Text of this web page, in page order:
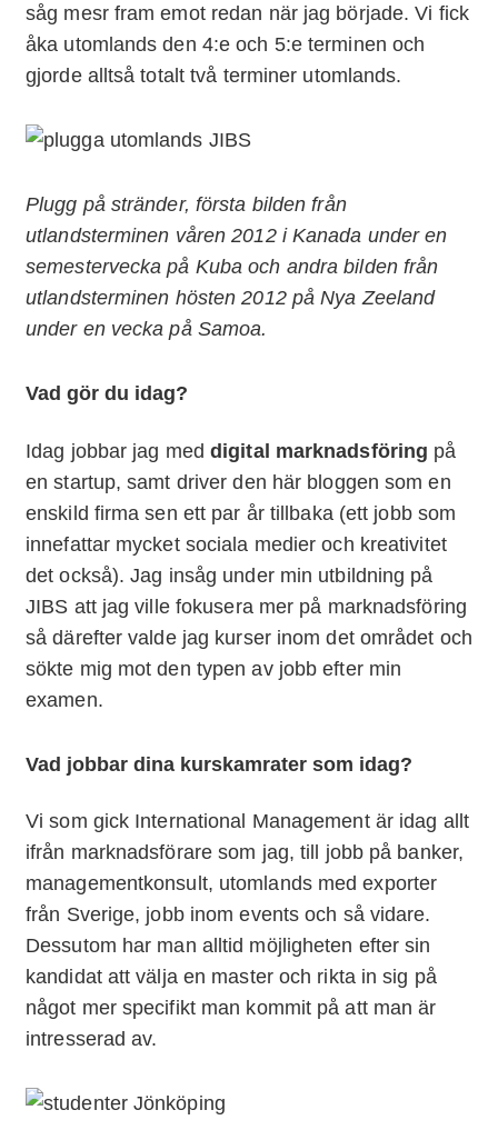
såg mesr fram emot redan när jag började. Vi fick
åka utomlands den 4:e och 5:e terminen och
gjorde alltså totalt två terminer utomlands.
Plugg på stränder, första bilden från
utlandsterminen våren 2012 i Kanada under en
semestervecka på Kuba och andra bilden från
utlandsterminen hösten 2012 på Nya Zeeland
under en vecka på Samoa.
Vad gör du idag?
Idag jobbar jag med digital marknadsföring på
en startup, samt driver den här bloggen som en
enskild firma sen ett par år tillbaka (ett jobb som
innefattar mycket sociala medier och kreativitet
det också). Jag insåg under min utbildning på
JIBS att jag ville fokusera mer på marknadsföring
så därefter valde jag kurser inom det området och
sökte mig mot den typen av jobb efter min
examen.
Vad jobbar dina kurskamrater som idag?
Vi som gick International Management är idag allt
ifrån marknadsförare som jag, till jobb på banker,
managementkonsult, utomlands med exporter
från Sverige, jobb inom events och så vidare.
Dessutom har man alltid möjligheten efter sin
kandidat att välja en master och rikta in sig på
något mer specifikt man kommit på att man är
intresserad av.